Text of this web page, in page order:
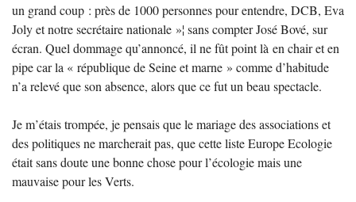
un grand coup : près de 1000 personnes pour entendre, DCB, Eva
Joly et notre secrétaire nationale »¦ sans compter José Bové, sur
écran. Quel dommage qu’annoncé, il ne fût point là en chair et en
pipe car la « république de Seine et marne » comme d’habitude
n’a relevé que son absence, alors que ce fut un beau spectacle.
Je m’étais trompée, je pensais que le mariage des associations et
des politiques ne marcherait pas, que cette liste Europe Ecologie
était sans doute une bonne chose pour l’écologie mais une
mauvaise pour les Verts.